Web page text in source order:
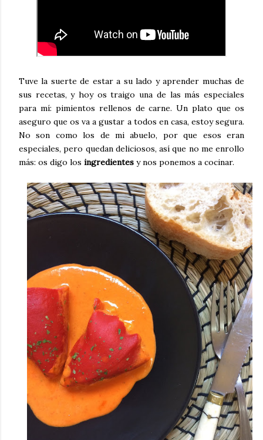
Tuve la suerte de estar a su lado y aprender muchas de
sus recetas, y hoy os traigo una de las más especiales
para mí: pimientos rellenos de carne. Un plato que os
aseguro que os va a gustar a todos en casa, estoy segura.
No son como los de mi abuelo, por que esos eran
especiales, pero quedan deliciosos, así que no me enrollo
más: os digo los ingredientes y nos ponemos a cocinar.